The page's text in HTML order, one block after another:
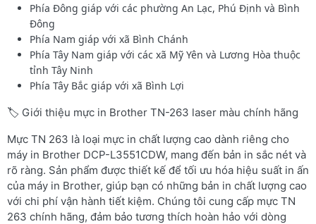
Phía Đông giáp với các phường An Lạc, Phú Định và Bình
Đông
Phía Nam giáp với xã Bình Chánh
Phía Tây Nam giáp với các xã Mỹ Yên và Lương Hòa thuộc
tỉnh Tây Ninh
Phía Tây Bắc giáp với xã Bình Lợi
🏷️ Giới thiệu mực in Brother TN-263 laser màu chính hãng
Mực TN 263 là loại mực in chất lượng cao dành riêng cho
máy in Brother DCP-L3551CDW, mang đến bản in sắc nét và
rõ ràng. Sản phẩm được thiết kế để tối ưu hóa hiệu suất in ấn
của máy in Brother, giúp bạn có những bản in chất lượng cao
với chi phí vận hành tiết kiệm. Chúng tôi cung cấp mực TN
263 chính hãng, đảm bảo tương thích hoàn hảo với dòng